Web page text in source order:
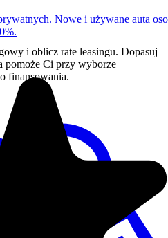
i oblicz rate leasingu. Dopasuj
pomoże Ci przy wyborze
finansowania.
Nowe i używane auta